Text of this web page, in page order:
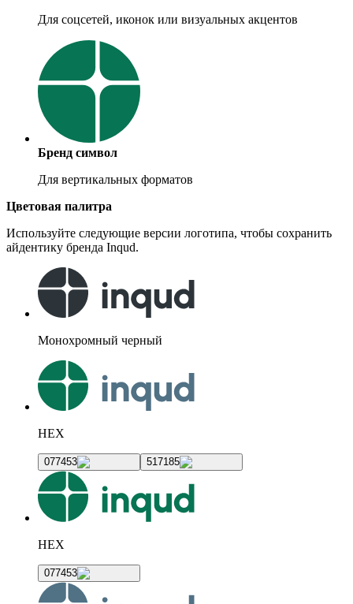
Для соцсетей, иконок или визуальных акцентов
Бренд символ
Для вертикальных форматов
Цветовая палитра
Используйте следующие версии логотипа, чтобы сохранить
айдентику бренда Inqud.
Монохромный черный
HEX
077453 517185
HEX
077453